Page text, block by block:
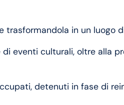
trasformandola in un luogo
eventi culturali, oltre alla
detenuti in fase di